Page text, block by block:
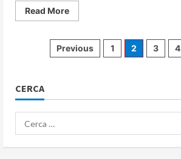
Read MoreRead
more
da
ape
Paginazione
articoli
Previous 1 2 3 4
CERCA
Ricerca
per: